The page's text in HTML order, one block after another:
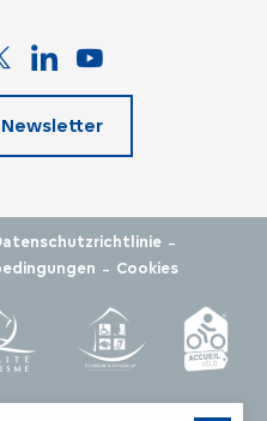
-
- Cookies